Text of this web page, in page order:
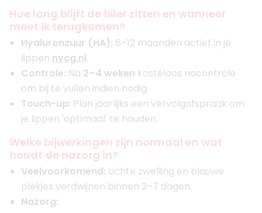
Aantal behandelaren6
Meer informatie of maak een afspraak
8. Velthuis kliniek Rotterdam
4.2 (49reviews)
Opgericht in 1995
Aantal behandelaren2
Meer informatie of maak een afspraak
9. Kliniek Dokter Alex Heezen
5 78reviews)
Opgericht in2018
Aantal behandelaren
Hoe lang blijft de filler zitten en wanneer
moet ik terugkomen?
Hyaluronzuur (HA): 6–12 maanden actief in je
lippen nvcg.nl.
Controle: Na 2–4 weken kosteloos nacontrole
om bij te vullen indien nodig.
Touch-up: Plan jaarlijks een vervolgafspraak om
je lippen 'optimaal' te houden.
Welke bijwerkingen zijn normaal en wat
houdt de nazorg in?
Veelvoorkomend: Lichte zwelling en blauwe
plekjes verdwijnen binnen 3–7 dagen.
Nazorg: